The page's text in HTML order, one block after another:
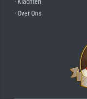
· Over Ons